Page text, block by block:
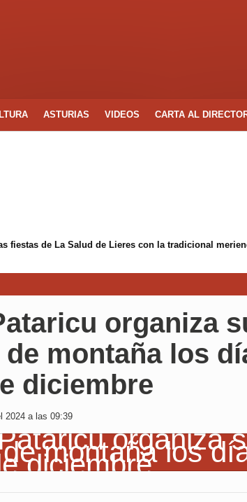
ASTURIAS VIDEOS CARTA AL
fiestas de La Salud de Lieres con la tradicional
organiza
montaña los
diciembre
2024 a las 09:39